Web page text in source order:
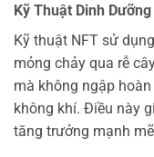
Kỹ Thuật Dinh
Kỹ thuật NFT sử
mỏng chảy qua rễ
mà không ngập
không khí. Điều này
tăng trưởng mạnh